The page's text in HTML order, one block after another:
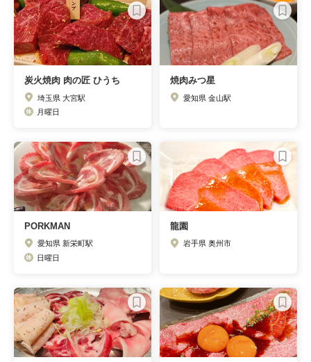
炭火焼肉 肉の匠 ひうち
埼玉県 大宮駅
月曜日
焼肉みつ星
愛知県 金山駅
PORKMAN
愛知県 新栄町駅
日曜日
龍園
岩手県 奥州市